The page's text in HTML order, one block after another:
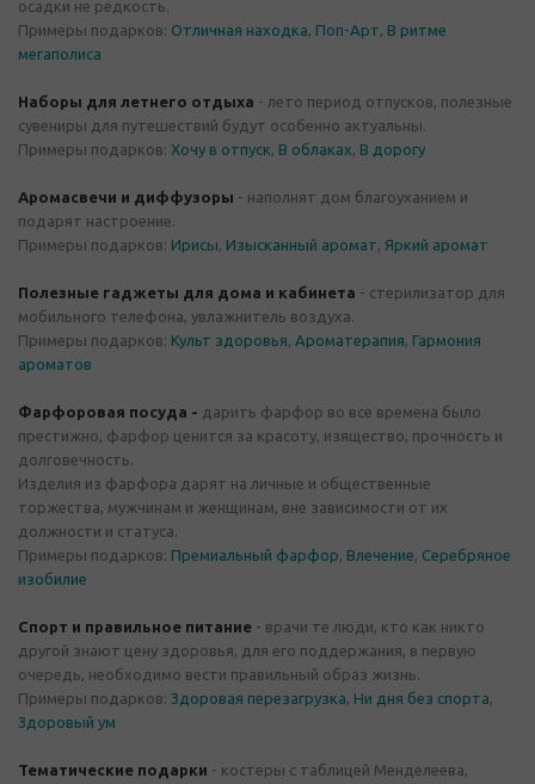
осадки не редкость.
Примеры подарков: Отличная находка, Поп-Арт, В ритме
мегаполиса
Наборы для летнего отдыха - лето период отпусков, полезные
сувениры для путешествий будут особенно актуальны.
Примеры подарков: Хочу в отпуск, В облаках, В дорогу
Аромасвечи и диффузоры - наполнят дом благоуханием и
подарят настроение.
Примеры подарков: Ирисы, Изысканный аромат, Яркий аромат
Полезные гаджеты для дома и кабинета - стерилизатор для
мобильного телефона, увлажнитель воздуха.
Примеры подарков: Культ здоровья, Ароматерапия, Гармония
ароматов
Фарфоровая посуда - дарить фарфор во все времена было
престижно, фарфор ценится за красоту, изящество, прочность и
долговечность.
Изделия из фарфора дарят на личные и общественные
торжества, мужчинам и женщинам, вне зависимости от их
должности и статуса.
Примеры подарков: Премиальный фарфор, Влечение, Серебряное
изобилие
Спорт и правильное питание - врачи те люди, кто как никто
другой знают цену здоровья, для его поддержания, в первую
очередь, необходимо вести правильный образ жизнь.
Примеры подарков: Здоровая перезагрузка, Ни дня без спорта,
Здоровый ум
Тематические подарки - костеры с таблицей Менделеева,